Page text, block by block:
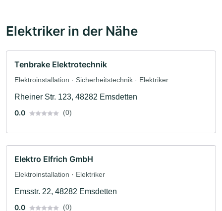
Elektriker in der Nähe
Tenbrake Elektrotechnik
Elektroinstallation · Sicherheitstechnik · Elektriker
Rheiner Str. 123, 48282 Emsdetten
0.0
(0)
Elektro Elfrich GmbH
Elektroinstallation · Elektriker
Emsstr. 22, 48282 Emsdetten
0.0
(0)